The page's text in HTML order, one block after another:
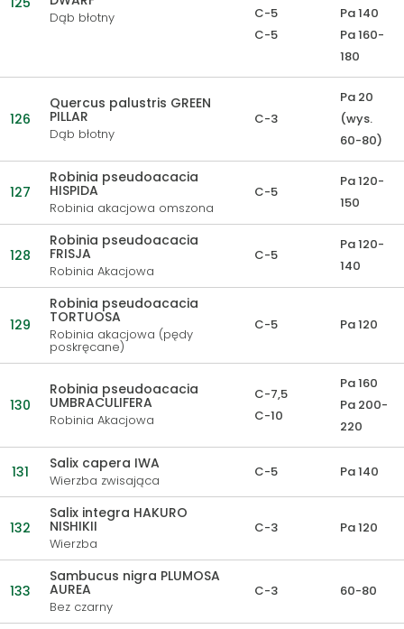
Dąb błotny
C-5
C-5
Pa 140
Pa 160-
180
126
Quercus palustris GREEN
PILLAR
Dąb błotny
C-3
Pa 20
(wys.
60-80)
127
Robinia pseudoacacia
HISPIDA
Robinia akacjowa omszona
C-5
Pa 120-
150
128
Robinia pseudoacacia
FRISJA
Robinia Akacjowa
C-5
Pa 120-
140
129
Robinia pseudoacacia
TORTUOSA
Robinia akacjowa (pędy
poskręcane)
C-5 Pa 120
130
Robinia pseudoacacia
UMBRACULIFERA
Robinia Akacjowa
C-7,5
C-10
Pa 160
Pa 200-
220
131 Salix capera IWA
Wierzba zwisająca
C-5 Pa 140
132
Salix integra HAKURO
NISHIKII
Wierzba
C-3 Pa 120
133
Sambucus nigra PLUMOSA
AUREA
Bez czarny
C-3 60-80